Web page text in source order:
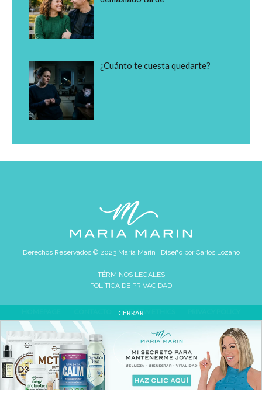
¿Cuánto te cuesta quedarte?
Derechos Reservados © 2023 María Marín | Diseño porCarlos Lozano
TÉRMINOS LEGALES
POLÍTICA DE PRIVACIDAD
REVIEW ETHICS
CERRAR